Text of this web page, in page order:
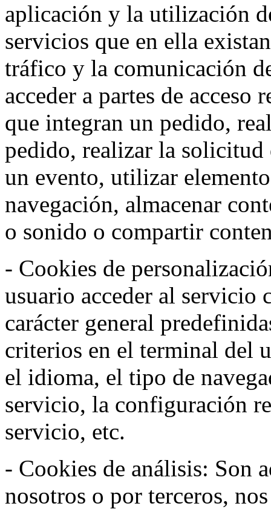
aplicación y la utilización
servicios que en ella
tráfico y la comunicación
acceder a partes de
que integran un pedido,
pedido, realizar la
un evento, utilizar
navegación, almacenar
o sonido o compartir
- Cookies de
usuario acceder al servicio
carácter general
criterios en el terminal del
el idioma, el tipo de
servicio, la configuración
servicio, etc.
- Cookies de análisis: Son
nosotros o por terceros,